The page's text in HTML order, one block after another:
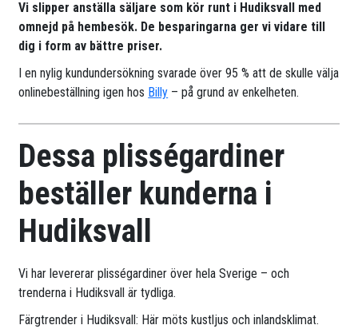
Vi slipper anställa säljare som kör runt i Hudiksvall med
omnejd på hembesök. De besparingarna ger vi vidare till
dig i form av bättre priser.
I en nylig kundundersökning svarade över 95 % att de skulle välja
onlinebeställning igen hos Billy – på grund av enkelheten.
Dessa plisségardiner
beställer kunderna i
Hudiksvall
Vi har levererar plisségardiner över hela Sverige – och
trenderna i Hudiksvall är tydliga.
Färgtrender i Hudiksvall: Här möts kustljus och inlandsklimat.